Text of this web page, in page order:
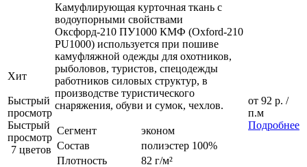
Хит
Быстрый
просмотр
Быстрый
просмотр
7 цветов
Камуфлирующая курточная ткань с
водоупорными свойствами
Оксфорд-210 ПУ1000 КМФ (Oxford-210
PU1000) используется при пошиве
камуфляжной одежды для охотников,
рыболовов, туристов, спецодежды
работников силовых структур, в
производстве туристического
снаряжения, обуви и сумок, чехлов.
Сегмент
эконом
Состав
полиэстер 100%
Плотность
82 г/м²
от 92 р. /
п.м
Подробнее